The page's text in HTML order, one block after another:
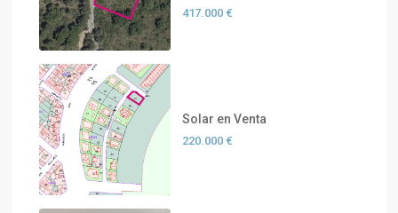
417.000 €
Solar en Venta
220.000 €